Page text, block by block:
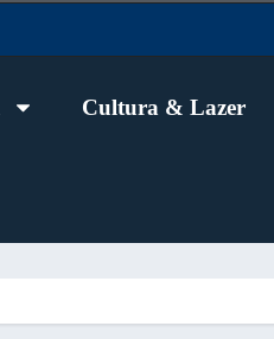
Cultura & Lazer